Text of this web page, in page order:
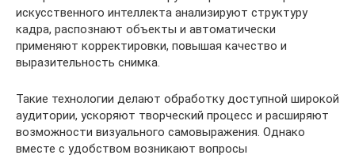
искусственного интеллекта анализируют структуру
кадра, распознают объекты и автоматически
применяют корректировки, повышая качество и
выразительность снимка.
Такие технологии делают обработку доступной широкой
аудитории, ускоряют творческий процесс и расширяют
возможности визуального самовыражения. Однако
вместе с удобством возникают вопросы